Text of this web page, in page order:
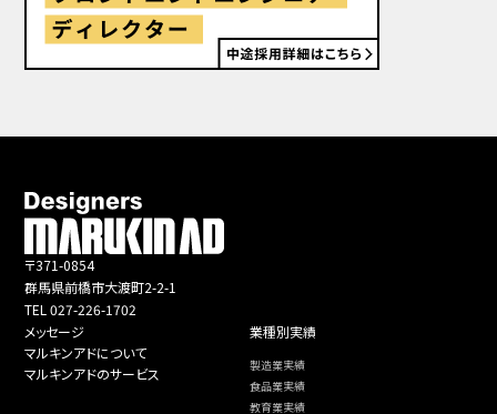
〒371-0854
群馬県前橋市大渡町2-2-1
TEL 027-226-1702
メッセージ
マルキンアドについて
マルキンアドのサービス
業種別実績
製造業実績
食品業実績
教育業実績